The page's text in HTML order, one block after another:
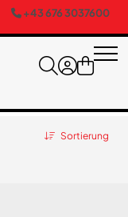
+43 676 3037600
Sortierung